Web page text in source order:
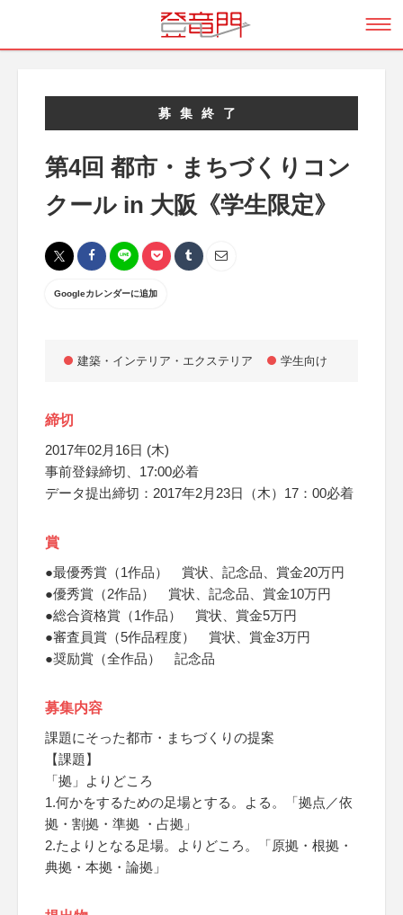
募集終了
第4回 都市・まちづくりコン
クール in 大阪《学生限定》
Googleカレンダーに追加
建築・インテリア・エクステリア 学生向け
締切
2017年02月16日 (木)
事前登録締切、17:00必着
データ提出締切：2017年2月23日（木）17：00必着
賞
●最優秀賞（1作品） 賞状、記念品、賞金20万円
●優秀賞（2作品） 賞状、記念品、賞金10万円
●総合資格賞（1作品） 賞状、賞金5万円
●審査員賞（5作品程度） 賞状、賞金3万円
●奨励賞（全作品） 記念品
募集内容
課題にそった都市・まちづくりの提案
【課題】
「拠」よりどころ
1.何かをするための足場とする。よる。「拠点／依
拠・割拠・準拠 ・占拠」
2.たよりとなる足場。よりどころ。「原拠・根拠・
典拠・本拠・論拠」